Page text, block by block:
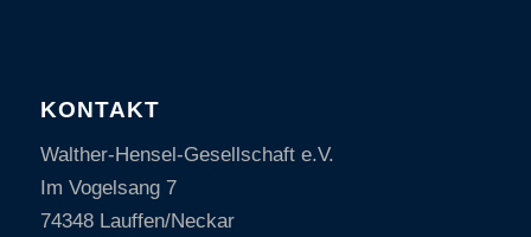
KONTAKT
Walther-Hensel-Gesellschaft e.V.
Im Vogelsang 7
74348 Lauffen/Neckar